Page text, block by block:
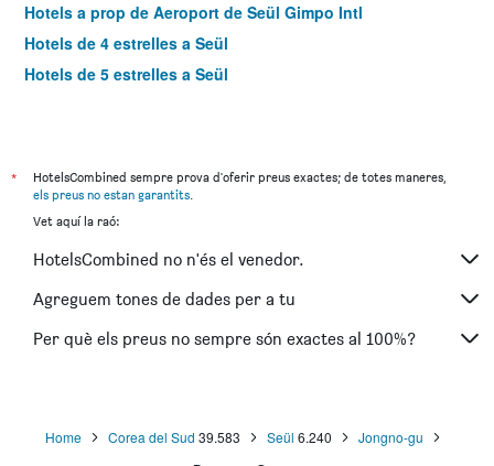
Hotels a prop de Aeroport de Seül Gimpo Intl
Hotels de 4 estrelles a Seül
Hotels de 5 estrelles a Seül
*
HotelsCombined sempre prova d'oferir preus exactes; de totes maneres,
els preus no estan garantits.
Vet aquí la raó:
HotelsCombined no n'és el venedor.
Agreguem tones de dades per a tu
Per què els preus no sempre són exactes al 100%?
Home Corea del Sud 39.583 Seül 6.240 Jongno-gu